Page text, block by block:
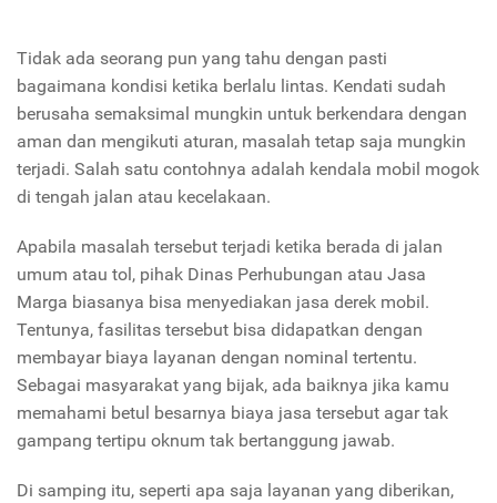
Tidak ada seorang pun yang tahu dengan pasti
bagaimana kondisi ketika berlalu lintas. Kendati sudah
berusaha semaksimal mungkin untuk berkendara dengan
aman dan mengikuti aturan, masalah tetap saja mungkin
terjadi. Salah satu contohnya adalah kendala mobil mogok
di tengah jalan atau kecelakaan.
Apabila masalah tersebut terjadi ketika berada di jalan
umum atau tol, pihak Dinas Perhubungan atau Jasa
Marga biasanya bisa menyediakan jasa derek mobil.
Tentunya, fasilitas tersebut bisa didapatkan dengan
membayar biaya layanan dengan nominal tertentu.
Sebagai masyarakat yang bijak, ada baiknya jika kamu
memahami betul besarnya biaya jasa tersebut agar tak
gampang tertipu oknum tak bertanggung jawab.
Di samping itu, seperti apa saja layanan yang diberikan,